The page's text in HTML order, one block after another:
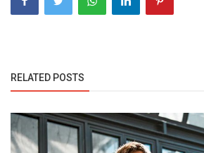
RELATED POSTS